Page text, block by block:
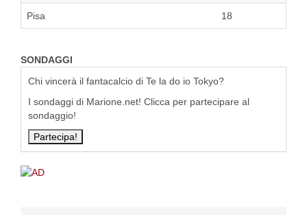
Pisa 18
SONDAGGI
Chi vincerà il fantacalcio di Te la do io Tokyo?
I sondaggi di Marione.net! Clicca per partecipare al
sondaggio!